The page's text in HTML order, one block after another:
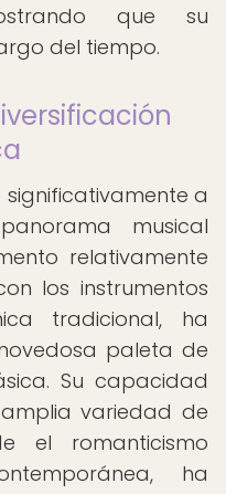
que su
del tiempo.
a
musical
relativamente
los instrumentos
tradicional, ha
paleta de
Su capacidad
variedad de
el romanticismo
ha